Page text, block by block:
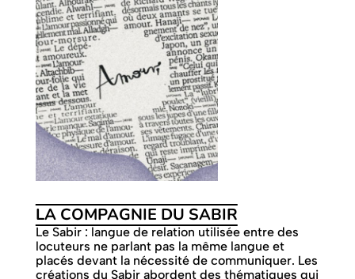
LA COMPAGNIE DU SABIR
Le Sabir : langue de relation utilisée entre des
locuteurs ne parlant pas la même langue et
placés devant la nécessité de communiquer. Les
créations du Sabir abordent des thématiques qui